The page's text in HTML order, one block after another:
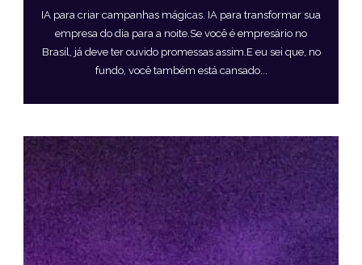
IA para criar campanhas mágicas. IA para transformar sua
empresa do dia para a noite.Se você é empresário no
Brasil, já deve ter ouvido promessas assim.E eu sei que, no
fundo, você também está cansado...